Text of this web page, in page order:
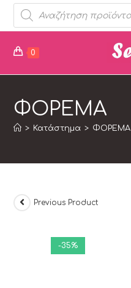
0
ΦΟΡΕΜΑ
> Κατάστημα > ΦΟΡΕΜΑ
-35%
Previous Product